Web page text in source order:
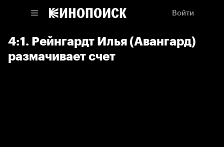
Войти
4:1. Рейнгардт Илья (Авангард)
размачивает счет